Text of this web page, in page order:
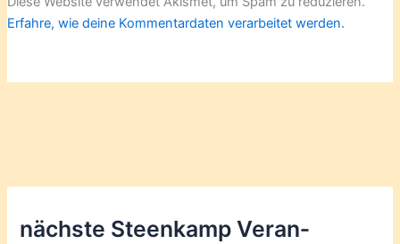
Erfahre, wie deine Kommentardaten verarbeitet werden.
nächste Steenkamp Veran­